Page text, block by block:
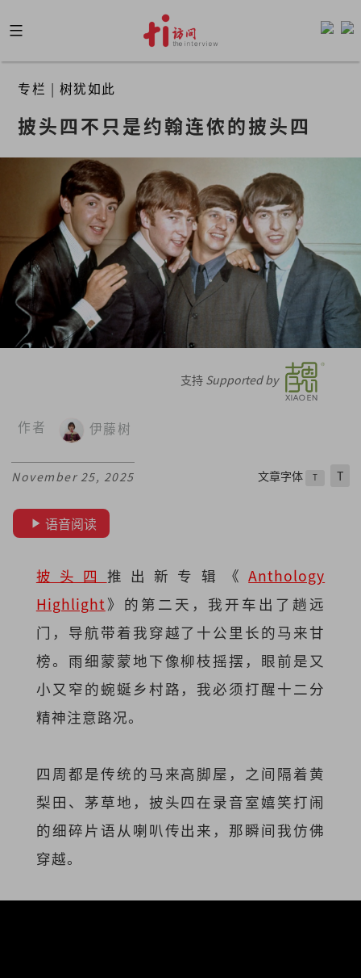
to
content
专栏 | 树犹如此
披头四不只是约翰连侬的披头四
支持 Supported by
作者 伊藤树
November 25, 2025 文章字体 T T
语音阅读
披头四 推出新专辑《Anthology
Highlight》的第二天，我开车出了趟远
门，导航带着我穿越了十公里长的马来甘
榜。雨细蒙蒙地下像柳枝摇摆，眼前是又
小又窄的蜿蜒乡村路，我必须打醒十二分
精神注意路况。
四周都是传统的马来高脚屋，之间隔着黄
梨田、茅草地，披头四在录音室嬉笑打闹
的细碎片语从喇叭传出来，那瞬间我仿佛
穿越。